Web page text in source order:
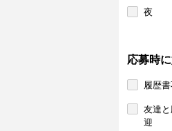
夜
応募時
履歴
友達
迎